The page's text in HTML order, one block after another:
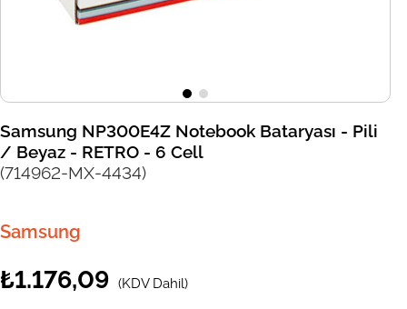
Samsung NP300E4Z Notebook Bataryası - Pili
/ Beyaz - RETRO - 6 Cell
(714962-MX-4434)
Samsung
₺1.176,09 (KDV Dahil)